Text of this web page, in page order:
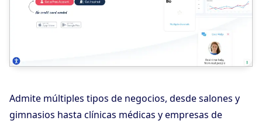
Admite múltiples tipos de negocios, desde salones y
gimnasios hasta clínicas médicas y empresas de